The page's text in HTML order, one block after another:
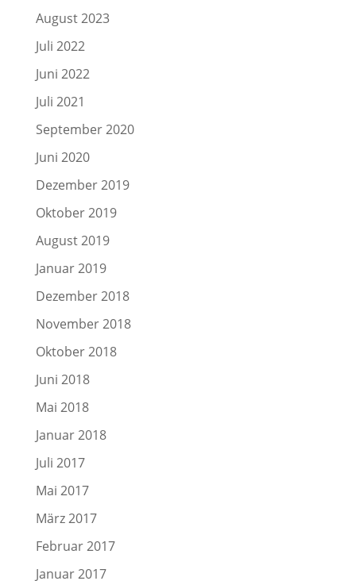
August 2023
Juli 2022
Juni 2022
Juli 2021
September 2020
Juni 2020
Dezember 2019
Oktober 2019
August 2019
Januar 2019
Dezember 2018
November 2018
Oktober 2018
Juni 2018
Mai 2018
Januar 2018
Juli 2017
Mai 2017
März 2017
Februar 2017
Januar 2017